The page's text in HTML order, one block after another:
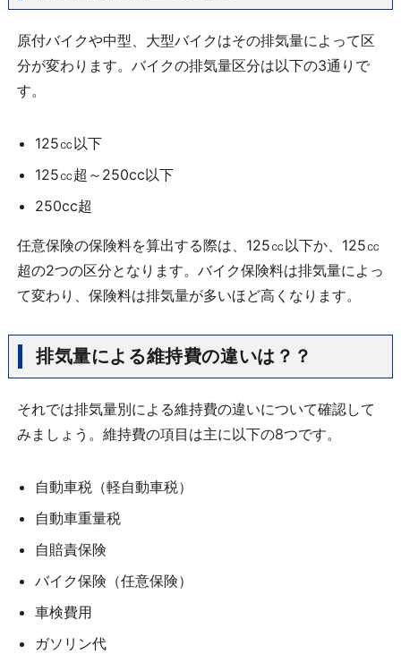
原付バイクや中型、大型バイクはその排気量によって区
分が変わります。バイクの排気量区分は以下の3通りで
す。
125㏄以下
125㏄超～ 250cc以下
250cc超
任意保険の保険料を算出する際は、 125㏄以下か、 125㏄
超の2つの区分となります。バイク保険料は排気量によっ
て変わり、保険料は排気量が多いほど高くなります。
排気量による維持費の違いは？？
それでは排気量別による維持費の違いについて確認して
みましょう。維持費の項目は主に以下の8つです。
自動車税（軽自動車税）
自動車重量税
自賠責保険
バイク保険（任意保険）
車検費用
ガソリン代